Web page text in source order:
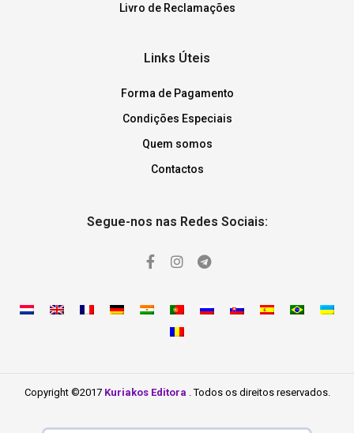
Livro de Reclamações
Links Úteis
Forma de Pagamento
Condições Especiais
Quem somos
Contactos
Segue-nos nas Redes Sociais:
Copyright ©2017 Kuriakos Editora . Todos os direitos reservados.